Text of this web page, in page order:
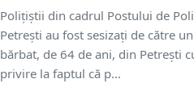
Polițiștii din cadrul Postului de
Petrești au fost sesizați de către un
bărbat, de 64 de ani, din Petrești
privire la faptul că p...